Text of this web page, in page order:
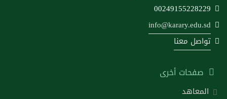
00249155228229
info@karary.edu.sd
تواصل معنا
صفحات أخرى
المعاهد